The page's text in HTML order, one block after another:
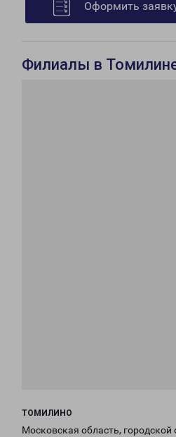
Оформить
Филиалы в
ТОМИЛИНО
Московская область,